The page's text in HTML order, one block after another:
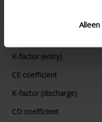
technical.lameldiepte_mm
K-factor (entry)
CE coefficient
K-factor (discharge)
CD coefficient